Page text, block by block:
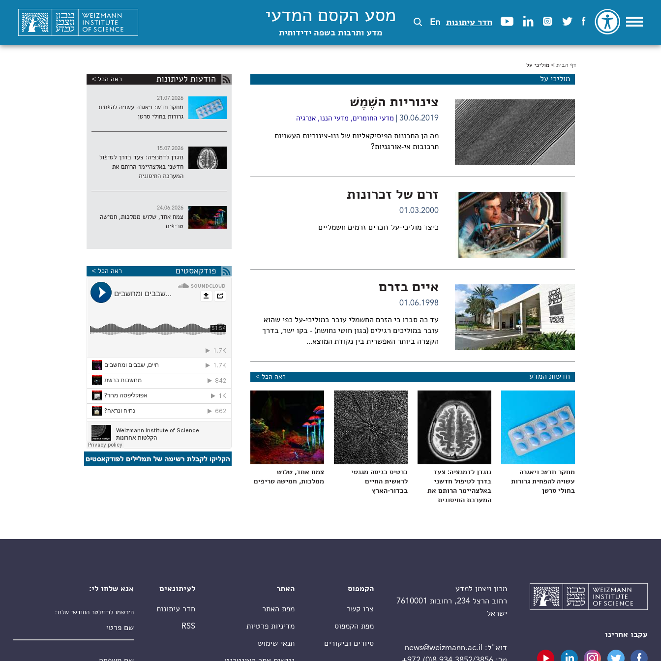
חדר עיתונות En מסע הקסם המדעי
מדע ותרבות בשפה ידידותית
הינך נמצא כאן
דף הבית > מוליכי על
מוליכי על
צינוריות השֶׁמֶשׁ
30.06.2019 מדעי החומרים, מדעי הננו,אנרגיה
מה הן התכונות הפיסיקאליות של ננו-צינוריות העשויות
תרכובות אי-אורגניות?
זרם של זכרונות
01.03.2000
כיצד מוליכי-על זוכרים זרמים חשמליים
איים בזרם
01.06.1998
עד כה סברו כי הזרם החשמלי עובר במוליכי-על כפי שהוא
עובר במוליכים רגילים (כגון חוטי נחושת) - בקו ישר, בדרך
הקצרה ביותר האפשרית בין נקודת המוצא...
חדשות המדע ראה הכל >
מחקר חדש: ויאגרה
עשויה להפחית גרורות
בחולי סרטן
נוגדן לדמנציה: צעד
בדרך לטיפול חדשני
באלצהיימר הרותם את
המערכת החיסונית
כרטיס כניסה מגנטי
לראשית החיים
בכדור-הארץ
צמח אחד, שלוש
ממלכות, חמישה טריפים
הודעות לעיתונות ראה הכל >
21.07.2026
מחקר חדש: ויאגרה עשויה להפחית
גרורות בחולי סרטן
15.07.2026
נוגדן לדמנציה: צעד בדרך לטיפול
חדשני באלצהיימר הרותם את
המערכת החיסונית
24.06.2026
צמח אחד, שלוש ממלכות, חמישה
טריפים
פודקאסטים ראה הכל >
עקבו אחרינו
מכון ויצמן למדע
רחוב הרצל 234, רחובות 7610001
ישראל
דוא"ל:
news@weizmann.ac.il
הקמפוס
צרו קשר
מפת הקמפוס
סיורים וביקורים
האתר
מפת האתר
מדיניות פרטיות
תנאי שימוש
לעיתונאים
חדר עיתונות
RSS
אנא שלחו לי:
הירשמו לניוזלטר החודשי שלנו: